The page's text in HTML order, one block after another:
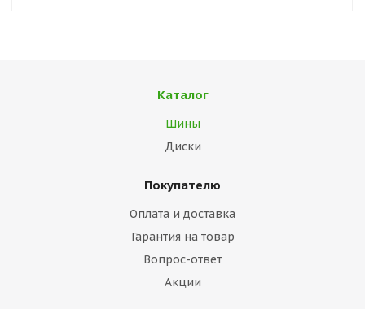
Каталог
Шины
Диски
Покупателю
Оплата и доставка
Гарантия на товар
Вопрос-ответ
Акции